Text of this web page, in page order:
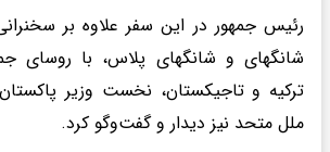
رئیس جمهور در این سفر علاوه بر
شانگهای و شانگهای پلاس، با روسای
ترکیه و تاجیکستان، نخست وزیر
ملل متحد نیز دیدار و گفت‌وگو کرد.